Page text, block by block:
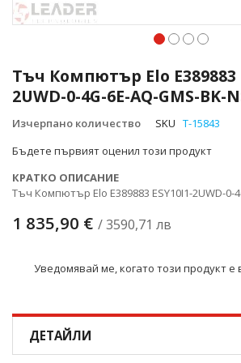
Тъч Компютър Elo E389883
2UWD-0-4G-6E-AQ-GMS-BK-
Изчерпано количество SKU T-15843
Бъдете първият оценил този продукт
КРАТКО ОПИСАНИЕ
Тъч Компютър Elo E389883 ESY10I1-2UWD-0-
1 835,90 € / 3590,71 лв
Уведомявай ме, когато този продукт е
към
началото
на
галерия
снимки
ДЕТАЙЛИ